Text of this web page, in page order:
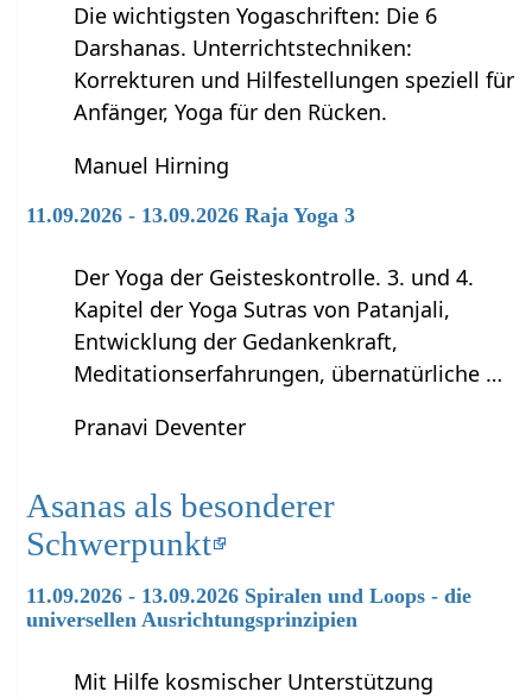
Die wichtigsten Yogaschriften: Die 6
Darshanas. Unterrichtstechniken:
Korrekturen und Hilfestellungen speziell für
Anfänger, Yoga für den Rücken.
Manuel Hirning
11.09.2026 - 13.09.2026 Raja Yoga 3
Der Yoga der Geisteskontrolle. 3. und 4.
Kapitel der Yoga Sutras von Patanjali,
Entwicklung der Gedankenkraft,
Meditationserfahrungen, übernatürliche …
Pranavi Deventer
Asanas als besonderer
Schwerpunkt
11.09.2026 - 13.09.2026 Spiralen und Loops - die
universellen Ausrichtungsprinzipien
Mit Hilfe kosmischer Unterstützung